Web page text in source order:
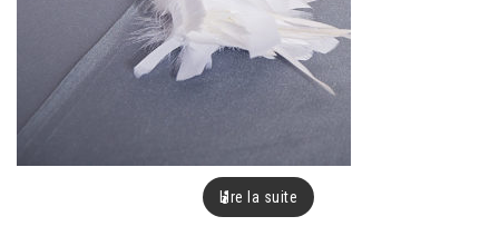
Lire la suite